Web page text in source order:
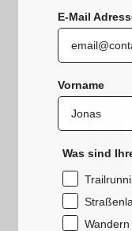
E-Mail
Vorname
Was sind
Wandern